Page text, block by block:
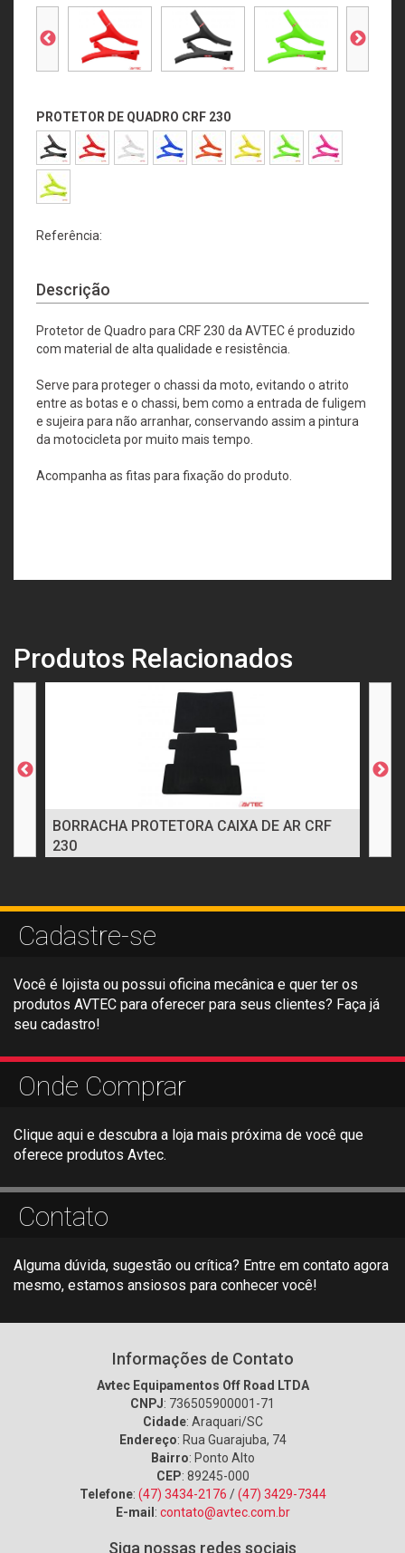
PROTETOR DE QUADRO CRF 230
Referência:
Descrição
Protetor de Quadro para CRF 230 da AVTEC é produzido
com material de alta qualidade e resistência.
Serve para proteger o chassi da moto, evitando o atrito
entre as botas e o chassi, bem como a entrada de fuligem
e sujeira para não arranhar, conservando assim a pintura
da motocicleta por muito mais tempo.
Acompanha as fitas para fixação do produto.
Produtos Relacionados
BORRACHA PROTETORA CAIXA DE AR CRF
230
Cadastre-se
Você é lojista ou possui oficina mecânica e quer ter os
produtos AVTEC para oferecer para seus clientes? Faça já
seu cadastro!
Onde Comprar
Clique aqui e descubra a loja mais próxima de você que
oferece produtos Avtec.
Contato
Alguma dúvida, sugestão ou crítica? Entre em contato agora
mesmo, estamos ansiosos para conhecer você!
Informações de Contato
Avtec Equipamentos Off Road LTDA
CNPJ: 736505900001-71
Cidade: Araquari/SC
Endereço: Rua Guarajuba, 74
Bairro: Ponto Alto
CEP: 89245-000
Telefone: (47) 3434-2176 /(47) 3429-7344
E-mail : contato@avtec.com.br
Siga nossas redes sociais